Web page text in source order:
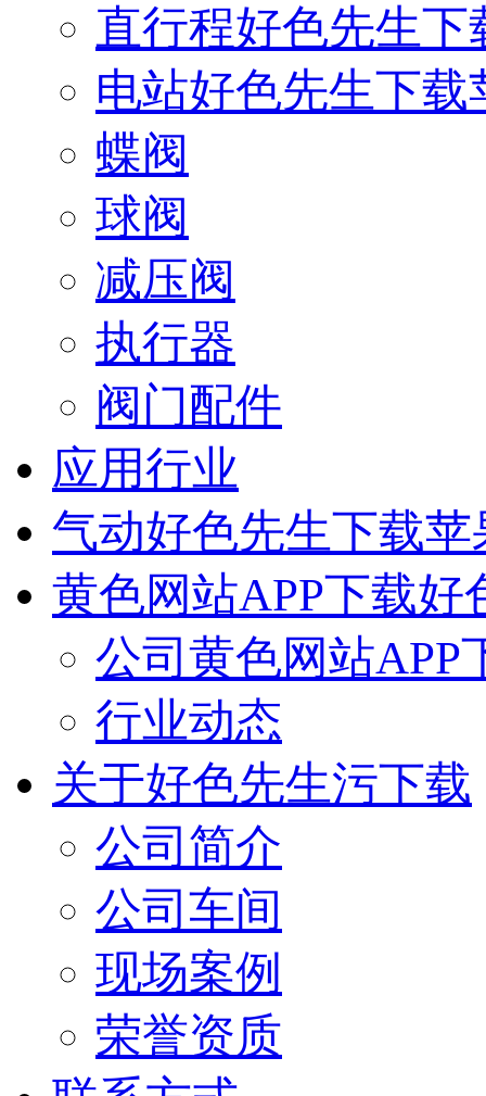
直行程好色先生
电站好色先生下
蝶阀
球阀
减压阀
执行器
阀门配件
应用行业
气动好色先生下载
黄色网站APP下载好
公司黄色网站APP
行业动态
关于好色先生污下载
公司简介
公司车间
现场案例
荣誉资质